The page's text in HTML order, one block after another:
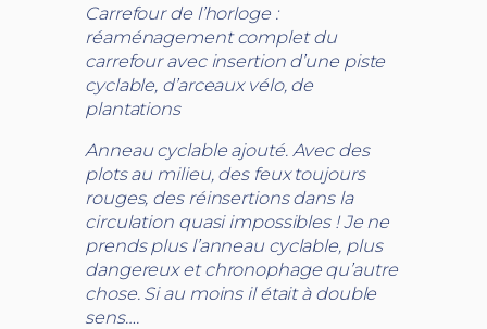
Carrefour de l’horloge :
réaménagement complet du
carrefour avec insertion d’une piste
cyclable, d’arceaux vélo, de
plantations
Anneau cyclable ajouté. Avec des
plots au milieu, des feux toujours
rouges, des réinsertions dans la
circulation quasi impossibles ! Je ne
prends plus l’anneau cyclable, plus
dangereux et chronophage qu’autre
chose. Si au moins il était à double
sens….